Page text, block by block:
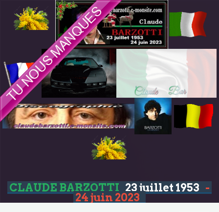
CLAUDE BARZOTTI 23 juillet 1953 -
24 juin 2023